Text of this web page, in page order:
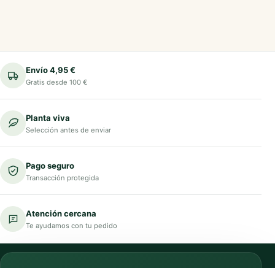
Envío 4,95 €
Gratis desde 100 €
Planta viva
Selección antes de enviar
Pago seguro
Transacción protegida
Atención cercana
Te ayudamos con tu pedido